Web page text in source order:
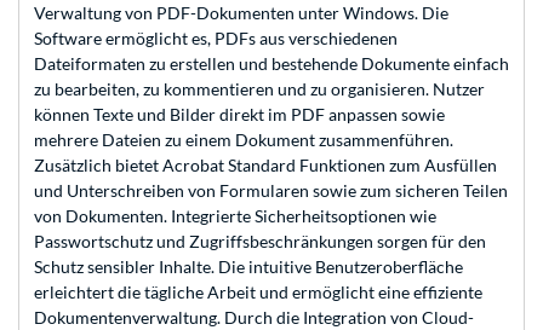
Verwaltung von PDF-Dokumenten unter Windows. Die
Software ermöglicht es, PDFs aus verschiedenen
Dateiformaten zu erstellen und bestehende Dokumente einfach
zu bearbeiten, zu kommentieren und zu organisieren. Nutzer
können Texte und Bilder direkt im PDF anpassen sowie
mehrere Dateien zu einem Dokument zusammenführen.
Zusätzlich bietet Acrobat Standard Funktionen zum Ausfüllen
und Unterschreiben von Formularen sowie zum sicheren Teilen
von Dokumenten. Integrierte Sicherheitsoptionen wie
Passwortschutz und Zugriffsbeschränkungen sorgen für den
Schutz sensibler Inhalte. Die intuitive Benutzeroberfläche
erleichtert die tägliche Arbeit und ermöglicht eine effiziente
Dokumentenverwaltung. Durch die Integration von Cloud-